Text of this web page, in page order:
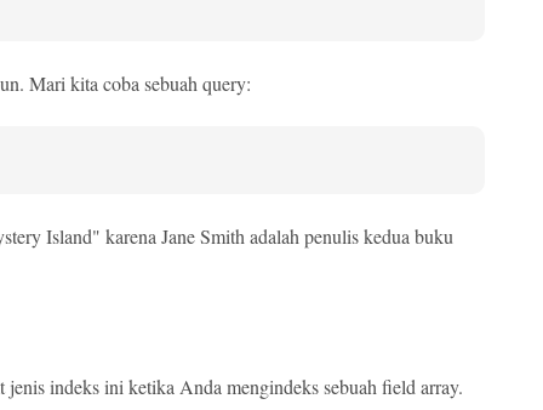
Mari kita coba sebuah query:
Island" karena Jane Smith adalah penulis kedua buku
indeks ini ketika Anda mengindeks sebuah field array.